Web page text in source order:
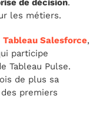
de décision.
les métiers.
Tableau Salesforce,
participe
Tableau Pulse.
de plus sa
premiers